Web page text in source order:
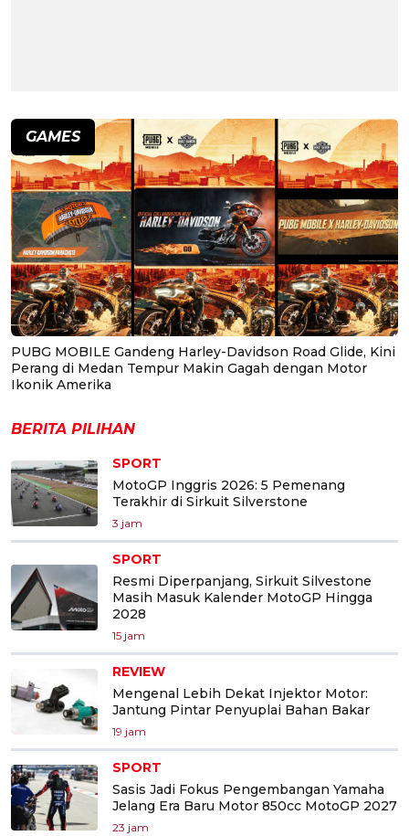
GAMES
PUBG MOBILE Gandeng Harley-Davidson Road Glide, Kini
Perang di Medan Tempur Makin Gagah dengan Motor
Ikonik Amerika
BERITA PILIHAN
SPORT
MotoGP Inggris 2026: 5 Pemenang
Terakhir di Sirkuit Silverstone
3 jam
SPORT
Resmi Diperpanjang, Sirkuit Silvestone
Masih Masuk Kalender MotoGP Hingga
2028
15 jam
REVIEW
Mengenal Lebih Dekat Injektor Motor:
Jantung Pintar Penyuplai Bahan Bakar
19 jam
SPORT
Sasis Jadi Fokus Pengembangan Yamaha
Jelang Era Baru Motor 850cc MotoGP 2027
23 jam